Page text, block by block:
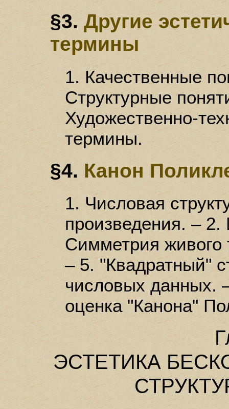
§3.Другие
термины
1. Качественные
Структурные
Художественно-
термины.
§4. Канон
1. Числовая
произведения. – 2.
Симметрия живого
– 5. "Квадратный"
числовых данных.
оценка "Канона"
ЭСТЕТИКА